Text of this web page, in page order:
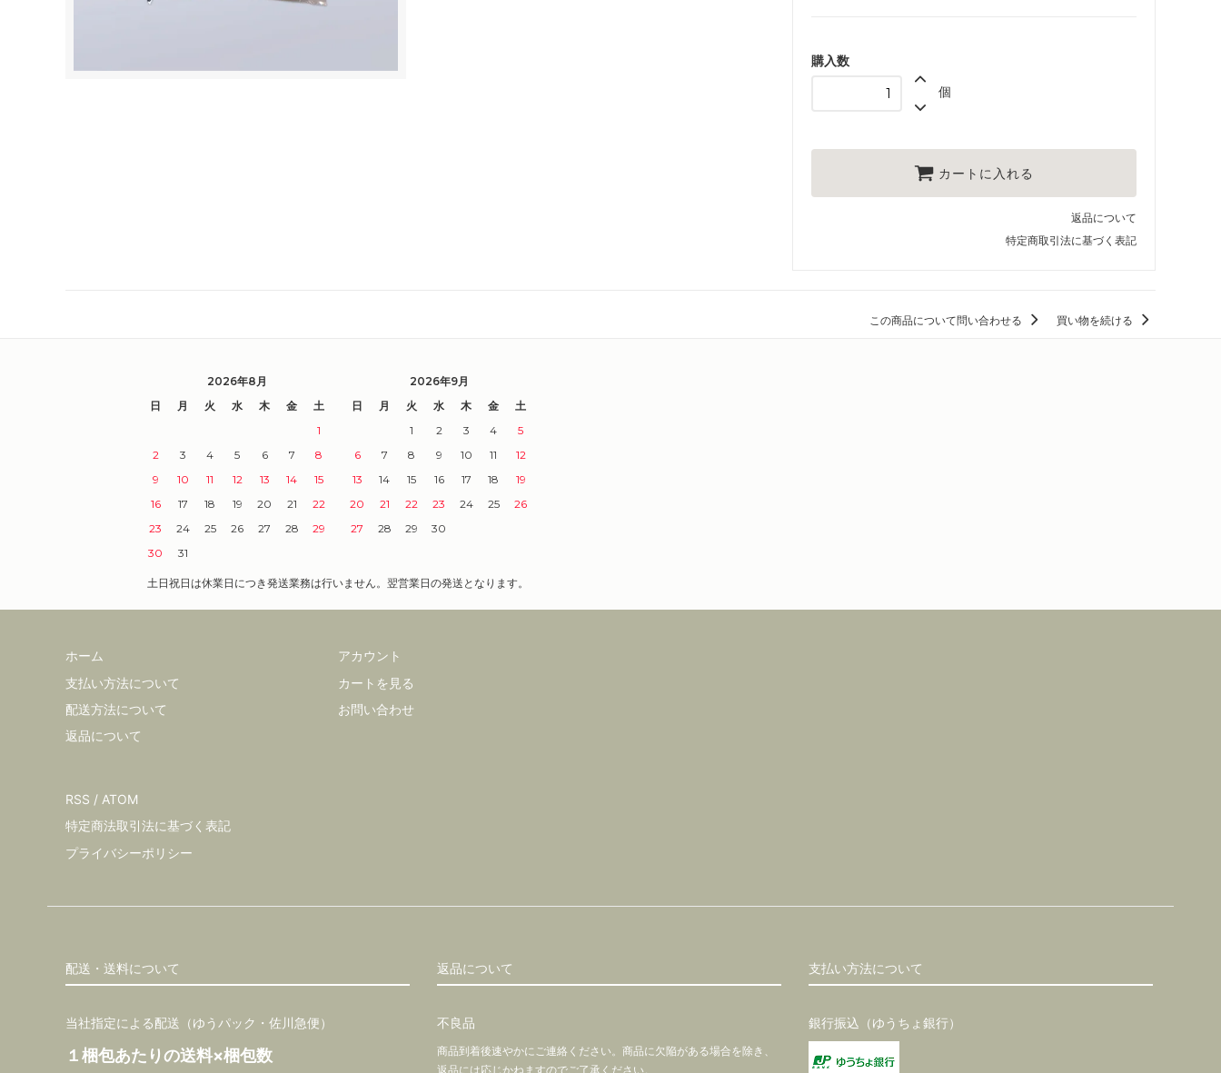
購入数
個
カートに入れる
返品について
特定商取引法に基づく表記
この商品について問い合わせる 買い物を続ける
2026年8月
日
月 火 水 木 金
土
1
2
3 4 5 6 7
8
9
10 11 12 13 14
15
16
17 18 19 20 21
22
23
24 25 26 27 28
29
30
31
2026年9月
日
月 火 水 木 金
土
1
2 3 4
5
6
7 8 9 10 11
12
13
14 15 16 17 18
19
20
21 22 23 24 25
26
27
28 29 30
土日祝日は休業日につき発送業務は行いません。翌営業日の発送となります。
ホーム
支払い方法について
配送方法について
返品について
アカウント
カートを見る
お問い合わせ
RSS / ATOM
特定商法取引法に基づく表記
プライバシーポリシー
配送・送料について
当社指定による配送（ゆうパック・佐川急便）
１梱包あたりの送料×梱包数
返品について
不良品
商品到着後速やかにご連絡ください。商品に欠陥がある場合を除き、
返品には応じかねますのでご了承ください。
支払い方法について
銀行振込（ゆうちょ銀行）